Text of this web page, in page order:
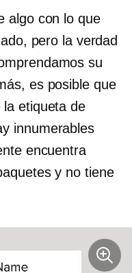
algo con lo que
pero la verdad
su
es posible que
etiqueta de
innumerables
encuentra
y no tiene